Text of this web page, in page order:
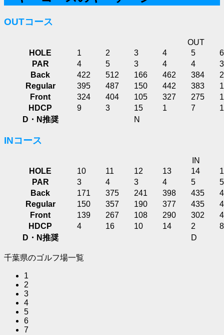
OUTコース
OUT
HOLE
1 2 3 4 5
6
PAR
4 5 3 4 4
3
Back
422 512 166 462 384
Regular
395 487 150 442 383
Front
324 404 105 327 275
HDCP
9 3 15 1 7
D・N推奨
N
INコース
IN
HOLE
10 11 12 13 14
PAR
3 4 3 4 5
5
Back
171 375 241 398 435
Regular
150 357 190 377 435
Front
139 267 108 290 302
HDCP
4 16 10 14 2
8
D・N推奨
D
千葉県のゴルフ場一覧
1
2
3
4
5
6
7